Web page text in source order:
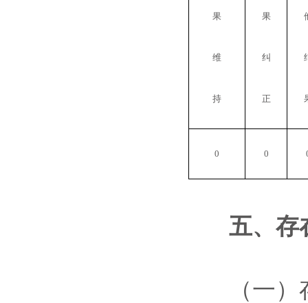
果
维
持
果
纠
正
0 0
五、存在
（一）